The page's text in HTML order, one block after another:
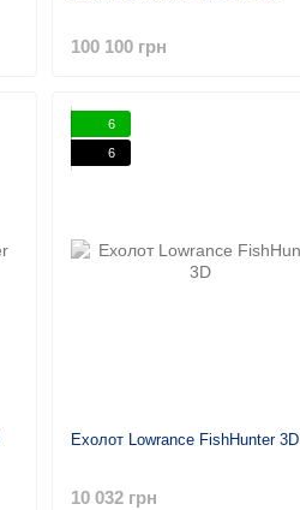
100 100 грн
6
6
Ехолот Lowrance FishHunter 3D
10 032 грн